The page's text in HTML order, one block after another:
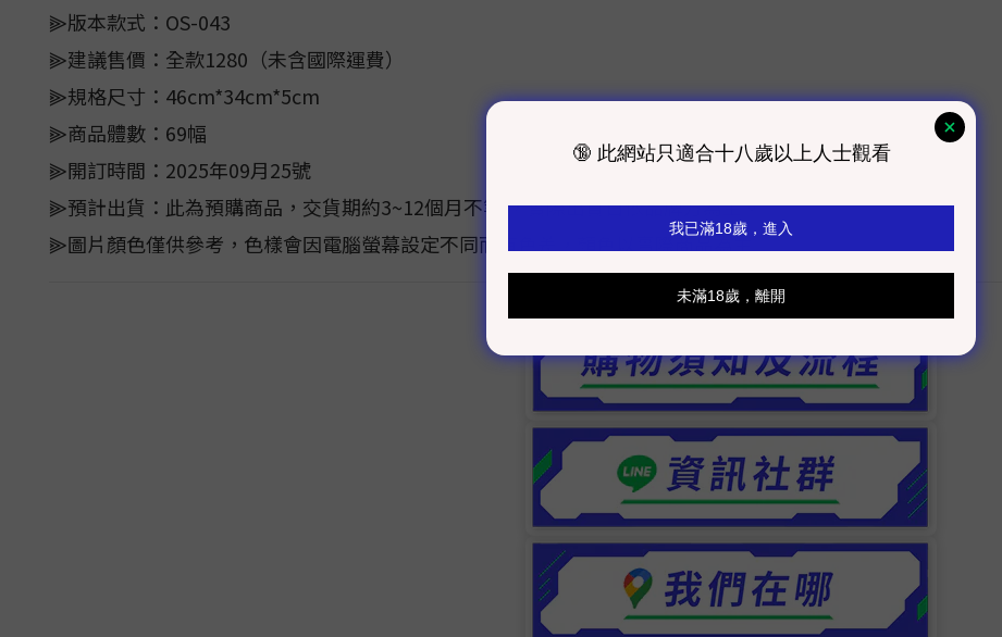
⫸版本款式：OS-043
⫸建議售價：全款1280（未含國際運費）
⫸規格尺寸：46cm*34cm*5cm
⫸商品體數：69幅
⫸開訂時間：2025年09月25號
⫸預計出貨：此為預購商品，交貨期約3~12個月不等 ，實際出貨日依品牌方為主。
⫸圖片顏色僅供參考，色樣會因電腦螢幕設定不同而有色差，顏色以實際商品為主